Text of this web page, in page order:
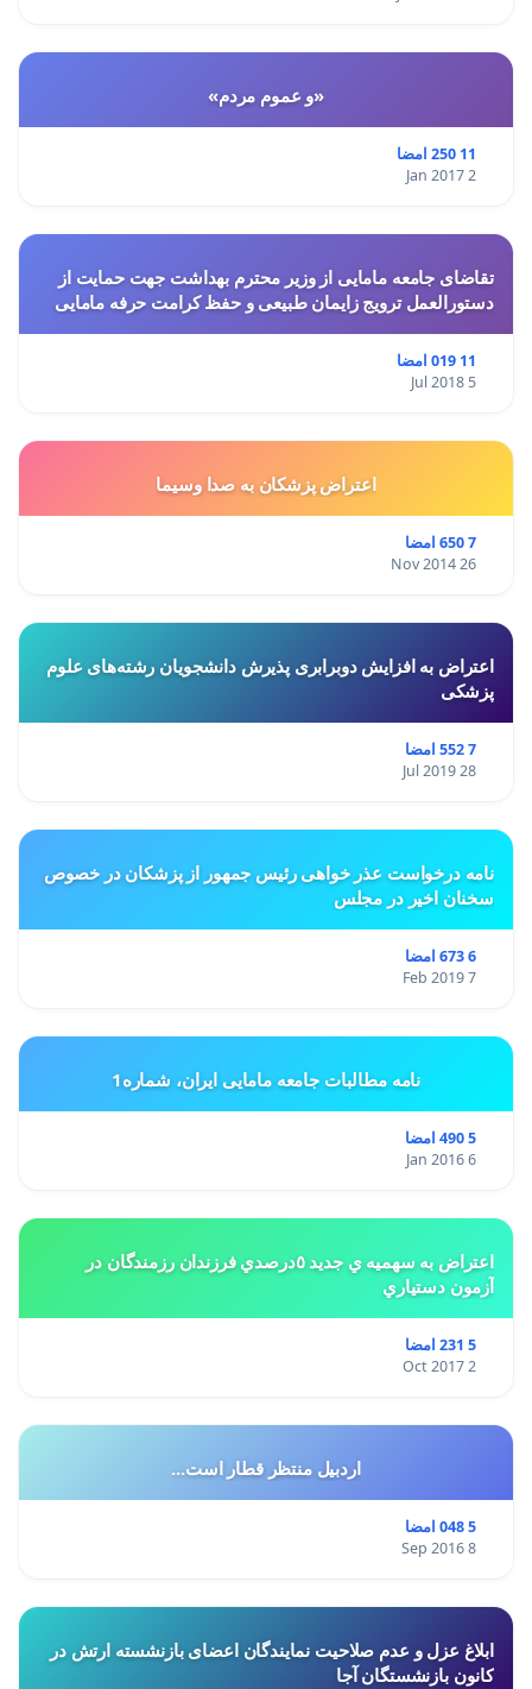
«و عموم مردم»
11 250 امضا
2 Jan 2017
تقاضای جامعه مامایی از وزیر محترم بهداشت جهت حمایت از
دستورالعمل ترویج زایمان طبیعی و حفظ کرامت حرفه مامایی
11 019 امضا
5 Jul 2018
اعتراض پزشكان به صدا وسيما
7 650 امضا
26 Nov 2014
اعتراض به افزایش دوبرابری پذیرش دانشجویان رشته‌های علوم
پزشکی
7 552 امضا
28 Jul 2019
نامه درخواست عذر خواهی رئیس جمهور از پزشکان در خصوص
سخنان اخیر در مجلس
6 673 امضا
7 Feb 2019
نامه مطالبات جامعه مامایی ایران، شماره1
5 490 امضا
6 Jan 2016
اعتراض به سهميه ي جديد ٥درصدي فرزندان رزمندگان در
آزمون دستياري
5 231 امضا
2 Oct 2017
اردبیل منتظر قطار است...
5 048 امضا
8 Sep 2016
ابلاغ عزل و عدم صلاحیت نمایندگان اعضای بازنشسته ارتش در
کانون بازنشستگان آجا